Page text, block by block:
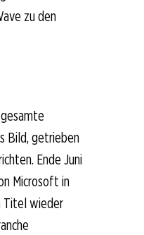
zu den
Bild, getrieben
Ende Juni
Microsoft in
Titel wieder